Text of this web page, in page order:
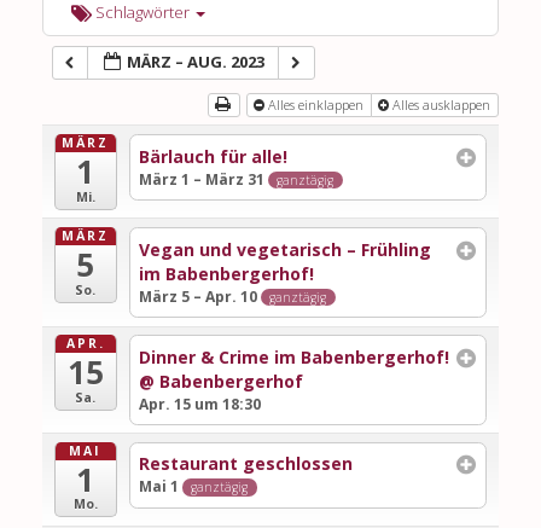
Schlagwörter
MÄRZ – AUG. 2023
Alles einklappen Alles ausklappen
MÄRZ
1
Mi.
Bärlauch für alle!
März 1 – März 31 ganztägig
MÄRZ
5
So.
Vegan und vegetarisch – Frühling
im Babenbergerhof!
März 5 – Apr. 10 ganztägig
APR.
15
Sa.
Dinner & Crime im Babenbergerhof!
@ Babenbergerhof
Apr. 15 um 18:30
MAI
1
Mo.
Restaurant geschlossen
Mai 1 ganztägig